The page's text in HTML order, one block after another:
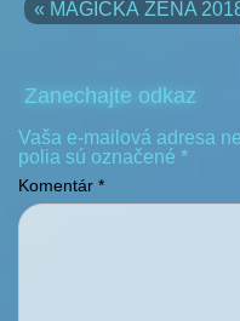
« MAGICKÁ ŽENA
Zanechajte odkaz
Vaša e-mailová adresa
polia sú označené *
Komentár *